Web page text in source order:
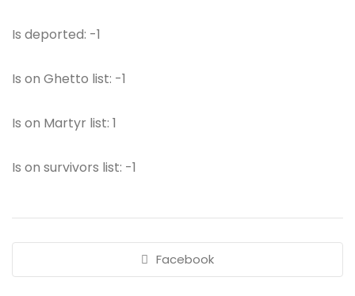
Is deported: -1
Is on Ghetto list: -1
Is on Martyr list: 1
Is on survivors list: -1
Facebook